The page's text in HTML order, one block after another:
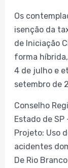
Os
isenção da
de Iniciação
forma
4 de julho e
setembro de
Conselho
Estado de SP
Projeto: Uso
acidentes
De Rio